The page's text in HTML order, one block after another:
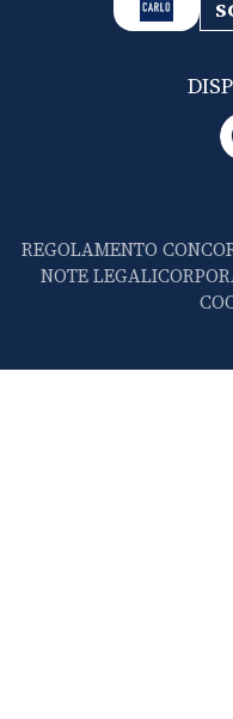
REGOLAMENTO
NOTE LEGALI